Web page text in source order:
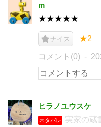
m
★★★★★
ナイス ★2
コメント(0)
ヒラノユウスケ
ネタバレ
実家の蔵